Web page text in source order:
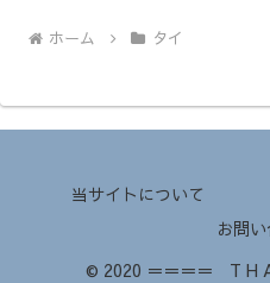
ホーム タイ
当サイトについて
お問
© 2020 ＝＝＝＝ T